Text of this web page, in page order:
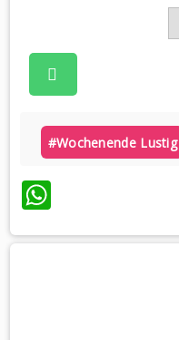
#wochenende Lustig
WhatsApp